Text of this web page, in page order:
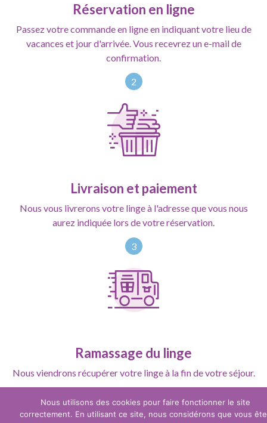
Réservation en ligne
Passez votre commande en ligne en indiquant votre lieu de
vacances et jour d'arrivée. Vous recevrez un e-mail de
confirmation.
2
Livraison et paiement
Nous vous livrerons votre linge à l'adresse que vous nous
aurez indiquée lors de votre réservation.
3
Ramassage du linge
Nous viendrons récupérer votre linge à la fin de votre séjour.
Nous utilisons des cookies pour faire fonctionner le site
correctement. En utilisant ce site, nous considérons que vous